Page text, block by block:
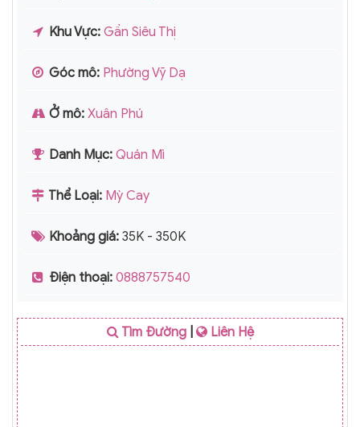
Khu Vực: Gần Siêu Thị
Góc mô: Phường Vỹ Dạ
Ở mô: Xuân Phú
Danh Mục: Quán Mì
Thể Loại: Mỳ Cay
Khoảng giá: 35K - 350K
Điện thoại: 0888757540
Tìm Đường Liên Hệ